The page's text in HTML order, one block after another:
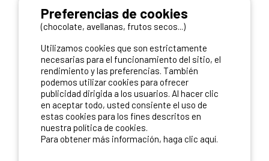
Preferencias de cookies
(chocolate, avellanas, frutos secos...)
Utilizamos cookies que son estrictamente
necesarias para el funcionamiento del sitio, el
rendimiento y las preferencias. También
podemos utilizar cookies para ofrecer
publicidad dirigida a los usuarios. Al hacer clic
en aceptar todo, usted consiente el uso de
estas cookies para los fines descritos en
nuestra política de cookies.
Para obtener más información, haga clic aquí.